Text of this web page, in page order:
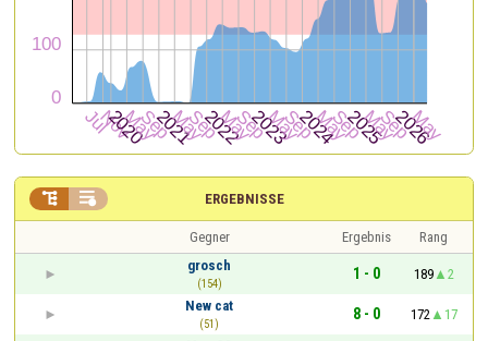
ERGEBNISSE
 
Gegner Ergebnis
Rang
grosch
(154)
1 - 0 189
2
New cat
(51)
8 - 0 172
17